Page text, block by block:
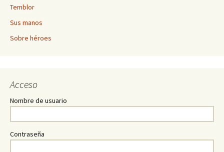
Temblor
Sus manos
Sobre héroes
Acceso
Nombre de usuario
Contraseña